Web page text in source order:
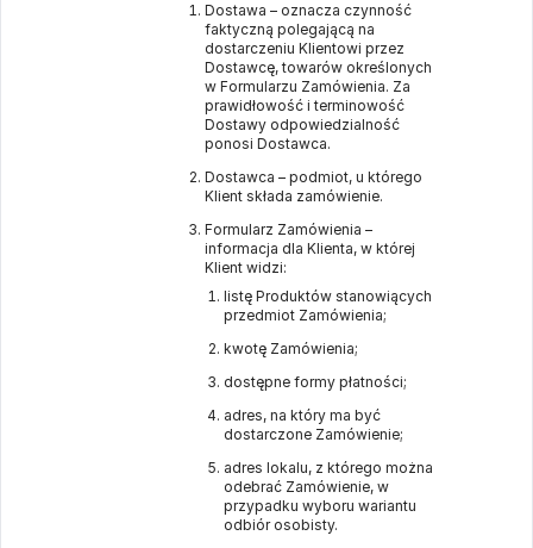
Dostawa – oznacza czynność
faktyczną polegającą na
dostarczeniu Klientowi przez
Dostawcę, towarów określonych
w Formularzu Zamówienia. Za
prawidłowość i terminowość
Dostawy odpowiedzialność
ponosi Dostawca.
Dostawca – podmiot, u którego
Klient składa zamówienie.
Formularz Zamówienia –
informacja dla Klienta, w której
Klient widzi:
listę Produktów stanowiących
przedmiot Zamówienia;
kwotę Zamówienia;
dostępne formy płatności;
adres, na który ma być
dostarczone Zamówienie;
adres lokalu, z którego można
odebrać Zamówienie, w
przypadku wyboru wariantu
odbiór osobisty.